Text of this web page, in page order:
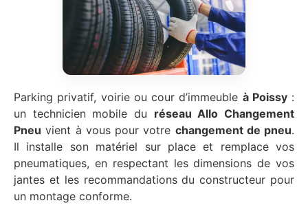
Parking privatif, voirie ou cour d’immeuble à Poissy:
un technicien mobile du réseau Allo Changement
Pneu vient à vous pour votre changement de pneu.
Il installe son matériel sur place et remplace vos
pneumatiques, en respectant les dimensions de vos
jantes et les recommandations du constructeur pour
un montage conforme.